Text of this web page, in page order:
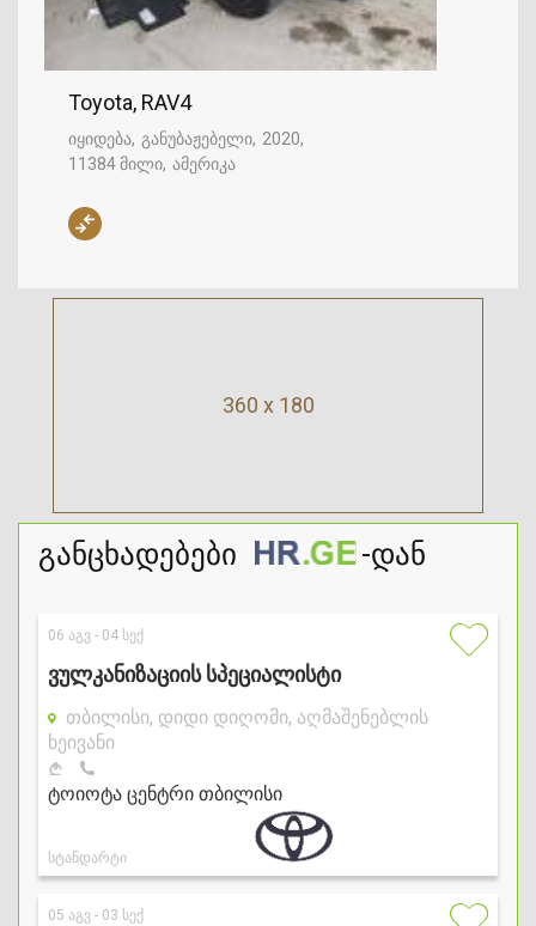
Toyota, RAV4
იყიდება განუბაჟებელი 2020
11384 მილი ამერიკა
360 x 180